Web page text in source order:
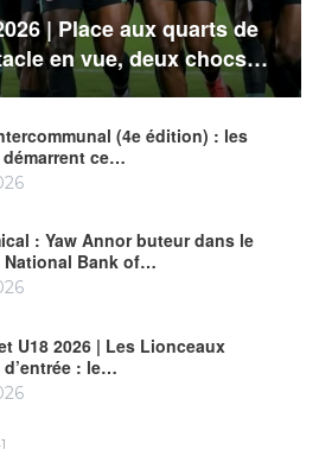
| Place aux quarts de
en vue, deux chocs…
(4e édition) : les
ce…
: Yaw Annor buteur dans le
National Bank of…
U18 2026 | Les Lionceaux
: le…